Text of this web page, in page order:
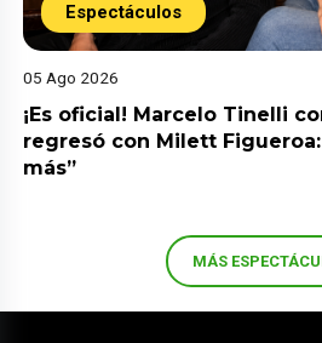
Espectáculos
05 Ago 2026
¡Es oficial! Marcelo Tinelli
regresó con Milett
más”
MÁS